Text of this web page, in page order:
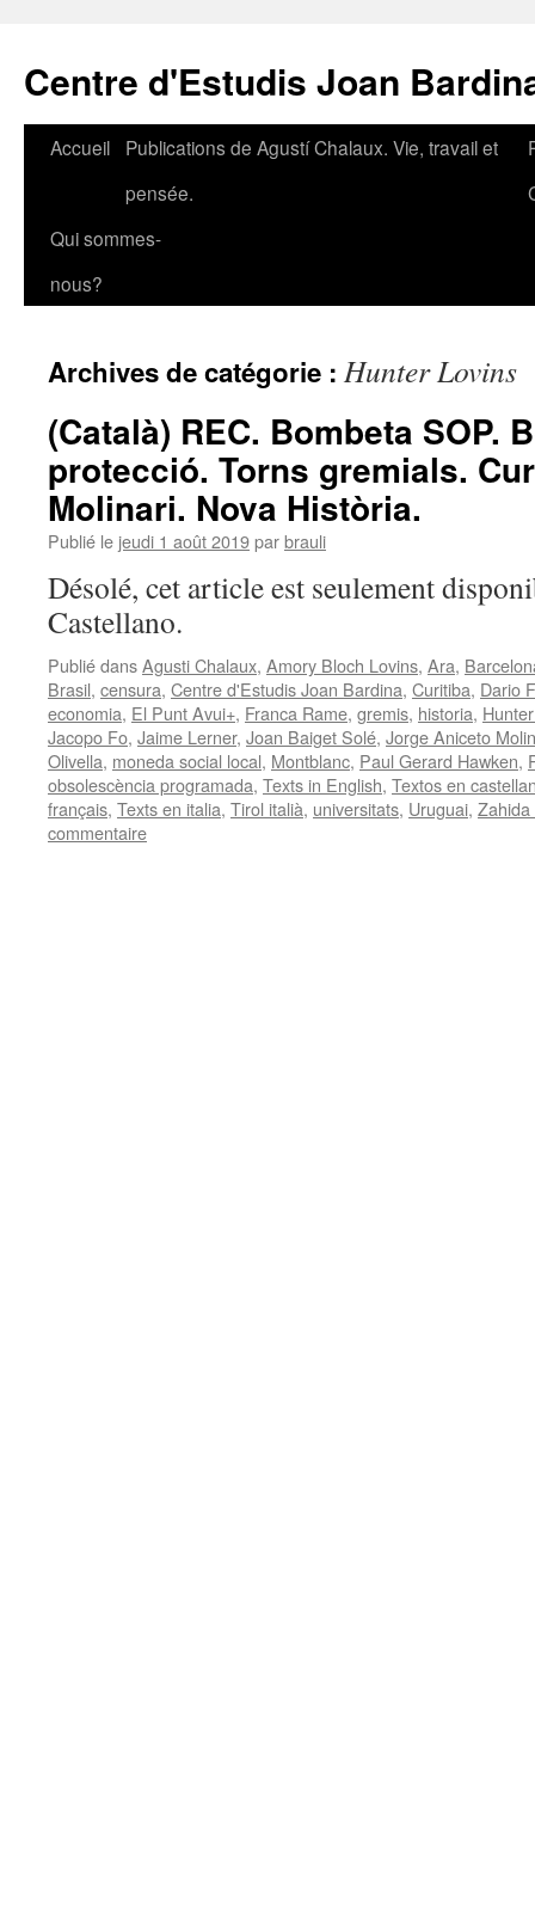
contenu
Centre d'Estudis Joan
Accueil
Publications de Agustí Chalaux. Vie, travail et
pensée.
Qui sommes-
nous?
Archives de catégorie : Hunter Lovins
(Català) REC. Bombeta SOP.
protecció. Torns gremials.
Molinari. Nova Història.
Publié le jeudi 1 août 2019parbrauli
Désolé, cet article est seulement
Castellano.
Publié dansAgusti Chalaux, Amory Bloch Lovins, Ara,
Brasil, censura, Centre d'Estudis Joan Bardina, Curitiba, Dario
economia, El Punt Avui+, Franca Rame, gremis, historia,
Jacopo Fo, Jaime Lerner, Joan Baiget Solé, Jorge Aniceto
Olivella, moneda social local, Montblanc, Paul Gerard Hawken,
obsolescència programada, Texts in English, Textos en
français, Texts en italia, Tirol italià, universitats, Uruguai,
commentaire